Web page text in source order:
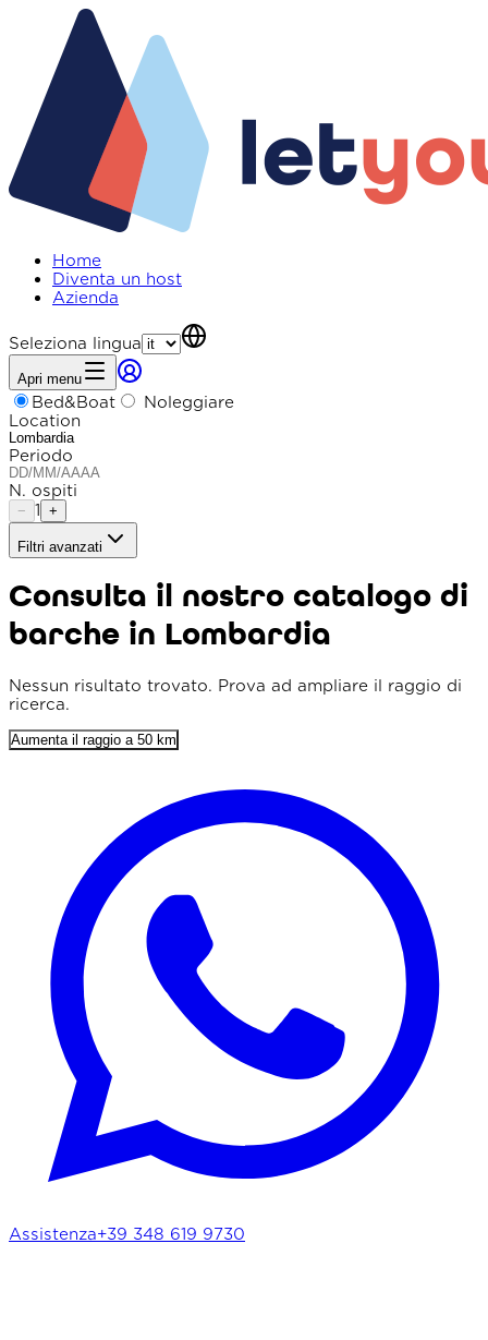
Home
Diventa un host
Azienda
Seleziona lingua
Apri menu
Bed&Boat
Noleggiare
Location
Periodo
N. ospiti
− 1 +
Filtri avanzati
Raggio
Ordina per
Prezzo min. (€)
Prezzo max. (€)
Lunghezza min. (m)
Solo punteggio 4+
Parcheggio incluso
Colazione inclusa
Consulta il nostro catalogo di
barche in Lombardia
Nessun risultato trovato. Prova ad ampliare il raggio di
ricerca.
Aumenta il raggio a 50 km
Assistenza+39 348 619 9730